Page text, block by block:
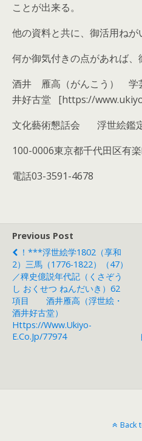
ことが出来る。
他の資料と共に、御活用ねが
何か御気付きの点があれば、
酒井 雁高（がんこう）
井好古堂 [https://
文化藝術懇話会 浮世絵鑑
100-0006東京都千代田区有
電話03-3591-4678
Previous Post
！***浮世絵学1802（享和
2）三馬（1776-1822）（47）
／稗史億説年代記（くさぞう
し おくせつ ねんだいき）62
項目 酒井雁高（浮世絵・
酒井好古堂）
Https://www.ukiyo-
E.co.jp/77974
Back